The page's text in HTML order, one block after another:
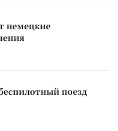
немецкие
поезд